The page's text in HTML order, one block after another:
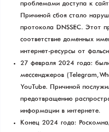
проблемами доступа к
Причиной сбоя стало
протокола DNSSEC. Этот
соответствие доменных
интернет-ресурсы от
27 февраля 2024 года:
мессенджеров (Telegram,
YouTube. Причиной
предотвращению
информации в интернете.
Конец 2024 года: